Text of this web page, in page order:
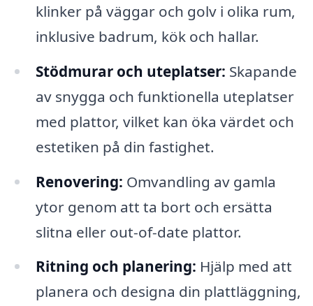
klinker på väggar och golv i olika rum,
inklusive badrum, kök och hallar.
Stödmurar och uteplatser: Skapande
av snygga och funktionella uteplatser
med plattor, vilket kan öka värdet och
estetiken på din fastighet.
Renovering: Omvandling av gamla
ytor genom att ta bort och ersätta
slitna eller out-of-date plattor.
Ritning och planering: Hjälp med att
planera och designa din plattläggning,